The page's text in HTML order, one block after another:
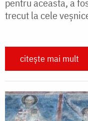
pentru aceasta, a
trecut la cele
citește mai mult